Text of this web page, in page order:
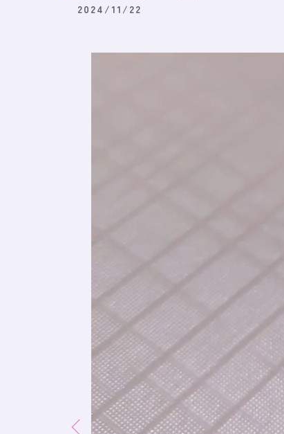
2024/11/22